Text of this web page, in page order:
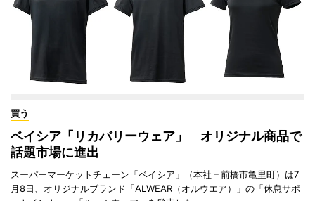
買う
ベイシア「リカバリーウェア」 オリジナル商品で
話題市場に進出
スーパーマーケットチェーン「ベイシア」（本社＝前橋市亀里町）は7
月8日、オリジナルブランド「ALWEAR（オルウエア）」の「休息サポ